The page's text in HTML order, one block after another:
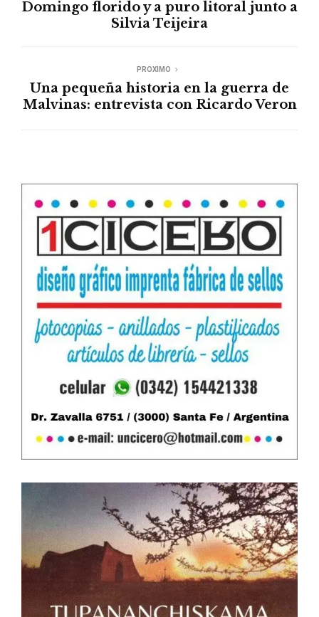
Domingo florido y a puro litoral junto a
Silvia Teijeira
PROXIMO
Una pequeña historia en la guerra de
Malvinas: entrevista con Ricardo Veron